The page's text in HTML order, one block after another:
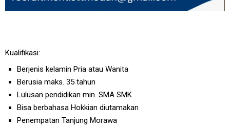
Kualifikasi:
Berjenis kelamin Pria atau Wanita
Berusia maks. 35 tahun
Lulusan pendidikan min. SMA SMK
Bisa berbahasa Hokkian diutamakan
Penempatan Tanjung Morawa